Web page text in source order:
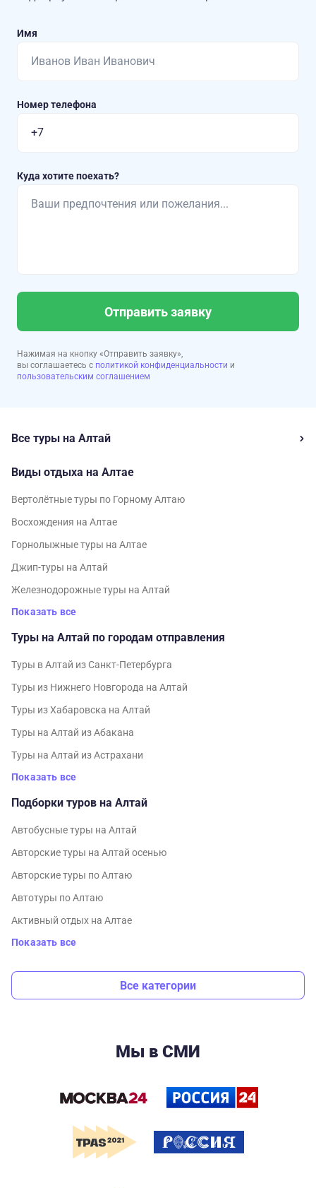
Имя
Номер телефона
Куда хотите поехать?
Отправить заявку
Нажимая на кнопку «Отправить заявку»,
вы соглашаетесь с политикой конфиденциальности и
пользовательским соглашением
Все туры на Алтай
Виды отдыха на Алтае
Вертолётные туры по Горному Алтаю
Восхождения на Алтае
Горнолыжные туры на Алтае
Джип-туры на Алтай
Железнодорожные туры на Алтай
Показать все
Туры на Алтай по городам отправления
Туры в Алтай из Санкт-Петербурга
Туры из Нижнего Новгорода на Алтай
Туры из Хабаровска на Алтай
Туры на Алтай из Абакана
Туры на Алтай из Астрахани
Показать все
Подборки туров на Алтай
Автобусные туры на Алтай
Авторские туры на Алтай осенью
Авторские туры по Алтаю
Автотуры по Алтаю
Активный отдых на Алтае
Показать все
Все категории
Мы в СМИ